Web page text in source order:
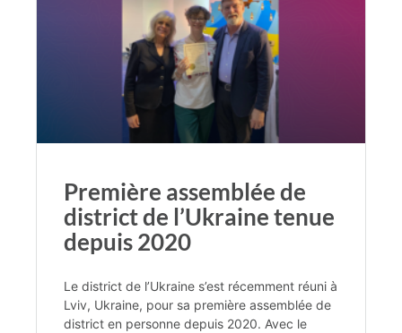
Première assemblée de
district de l’Ukraine tenue
depuis 2020
Le district de l’Ukraine s’est récemment réuni à
Lviv, Ukraine, pour sa première assemblée de
district en personne depuis 2020. Avec le